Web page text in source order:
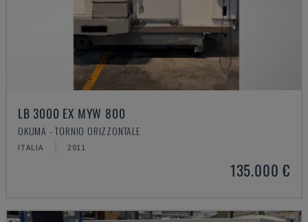
LB 3000 EX MYW 800
OKUMA - TORNIO ORIZZONTALE
ITALIA 2011
135.000 €